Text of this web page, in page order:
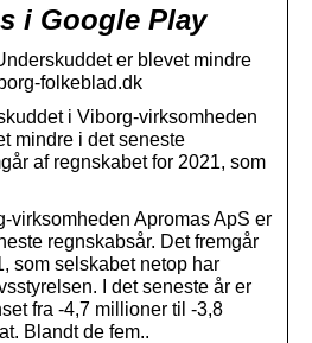
i Google Play
er blevet mindre
folkeblad.dk
i Viborg-virksomheden
mindre i det seneste
af regnskabet for 2021, som
virksomheden Apromas ApS er
regnskabsår. Det fremgår
som selskabet netop har
I det seneste år er
fra -4,7 millioner til -3,8
Blandt de fem..